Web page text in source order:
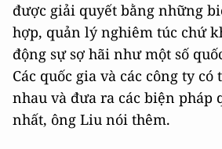
được giải quyết bằng những
hợp, quản lý nghiêm túc chứ
động sự sợ hãi như một số
Các quốc gia và các công ty
nhau và đưa ra các biện pháp
nhất, ông Liu nói thêm.